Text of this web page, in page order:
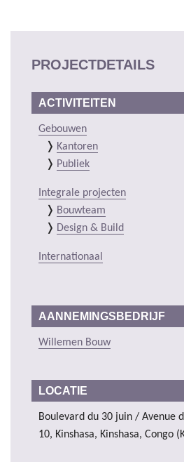
PROJECTDETAILS
ACTIVITEITEN
Gebouwen
Kantoren
Publiek
Integrale projecten
Bouwteam
Design & Build
Internationaal
AANNEMINGSBEDRIJF
Willemen Bouw
LOCATIE
Boulevard du 30 juin / Avenue
10, Kinshasa, Kinshasa, Congo